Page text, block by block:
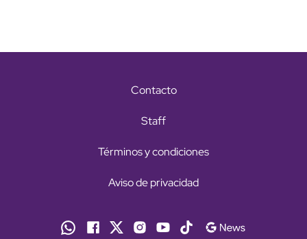
Contacto
Staff
Términos y condiciones
Aviso de privacidad